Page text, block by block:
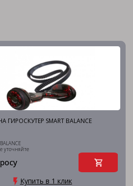
ГИРОСКУТЕР SMART BALANCE
уточняйте
Купить в 1 клик